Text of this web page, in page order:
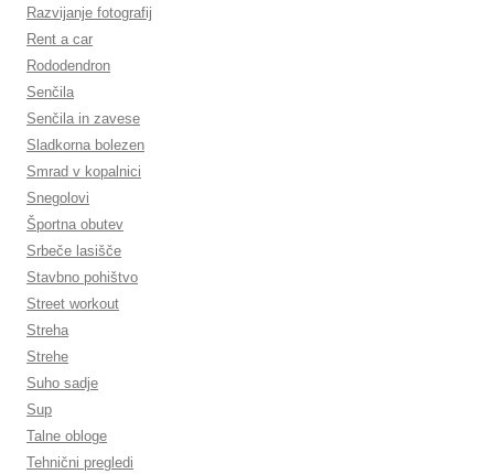
Razvijanje fotografij
Rent a car
Rododendron
Senčila
Senčila in zavese
Sladkorna bolezen
Smrad v kopalnici
Snegolovi
Športna obutev
Srbeče lasišče
Stavbno pohištvo
Street workout
Streha
Strehe
Suho sadje
Sup
Talne obloge
Tehnični pregledi